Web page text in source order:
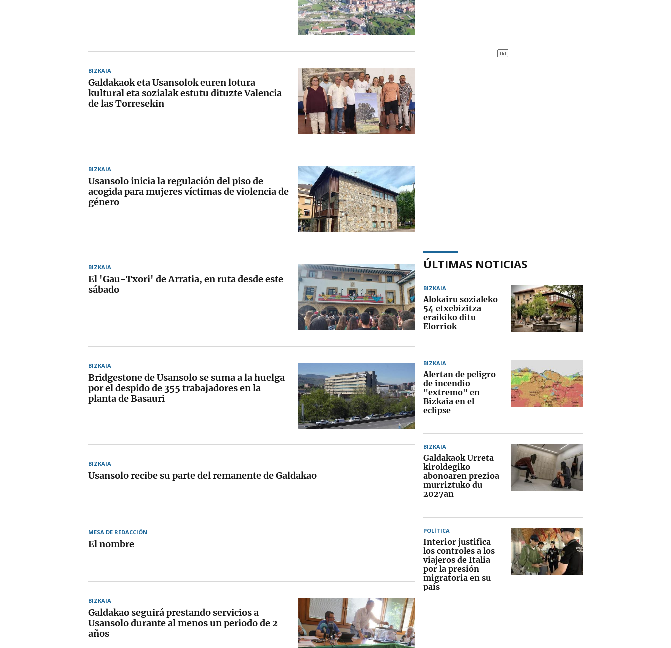
BIZKAIA
Galdakaok eta Usansolok euren lotura
kultural eta sozialak estutu dituzte Valencia
de las Torresekin
BIZKAIA
Usansolo inicia la regulación del piso de
acogida para mujeres víctimas de violencia de
género
BIZKAIA
El 'Gau-Txori' de Arratia, en ruta desde este
sábado
BIZKAIA
Bridgestone de Usansolo se suma a la huelga
por el despido de 355 trabajadores en la
planta de Basauri
BIZKAIA
Usansolo recibe su parte del remanente de Galdakao
MESA DE REDACCIÓN
El nombre
BIZKAIA
Galdakao seguirá prestando servicios a
Usansolo durante al menos un periodo de 2
años
ÚLTIMAS NOTICIAS
BIZKAIA
Alokairu sozialeko
54 etxebizitza
eraikiko ditu
Elorriok
BIZKAIA
Alertan de peligro
de incendio
"extremo" en
Bizkaia en el
eclipse
BIZKAIA
Galdakaok Urreta
kiroldegiko
abonoaren prezioa
murriztuko du
2027an
POLÍTICA
Interior justifica
los controles a los
viajeros de Italia
por la presión
migratoria en su
país